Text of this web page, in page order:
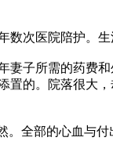
次医院陪护。生
子所需的药费
的。院落很大
全部的心血与付